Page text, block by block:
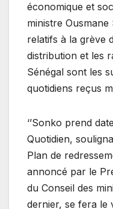
économique et
ministre
relatifs à la grève
distribution et les
Sénégal sont les
quotidiens reçus
‘’Sonko prend
Quotidien,
Plan de
annoncé par le
du Conseil des
dernier, se fera le